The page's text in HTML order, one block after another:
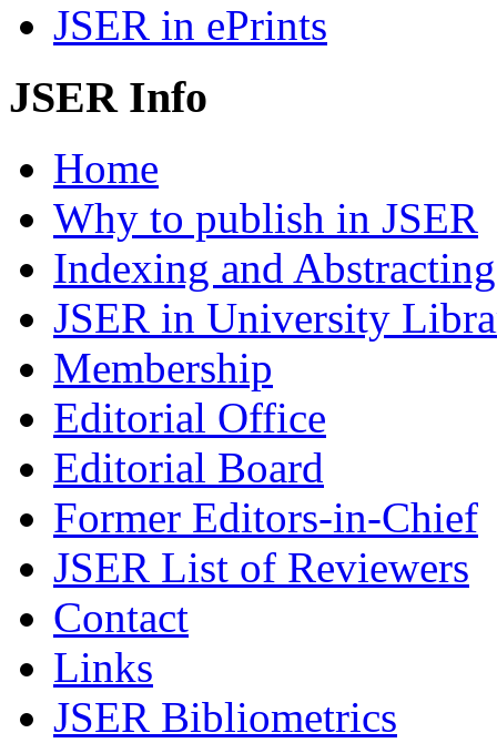
JSER in ePrints
JSER Info
Home
Why to publish in JSER
Indexing and Abstracting
JSER in University
Membership
Editorial Office
Editorial Board
Former Editors-in-Chief
JSER List of Reviewers
Contact
Links
JSER Bibliometrics